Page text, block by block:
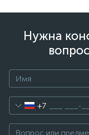
Нужна
+7